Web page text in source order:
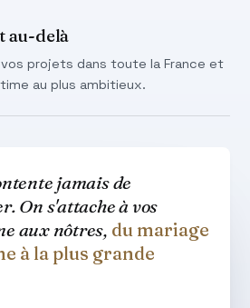
au-delà
projets dans toute la France et
au plus ambitieux.
jamais de
On s'attache à vos
aux nôtres, du mariage
à la plus grande